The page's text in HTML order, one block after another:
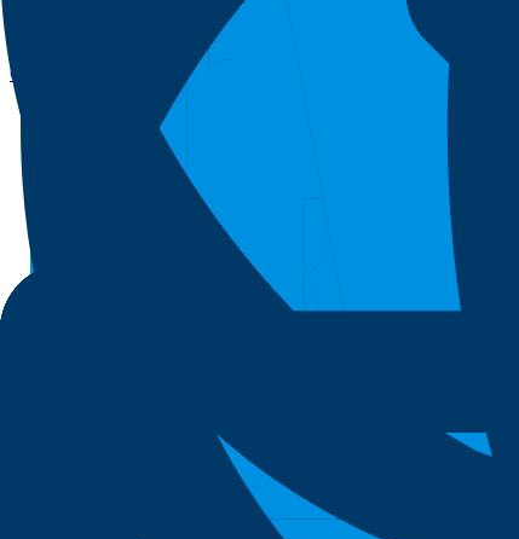
CalSelect® Na (Sodium Tri-sec-butylborohydride) Overview